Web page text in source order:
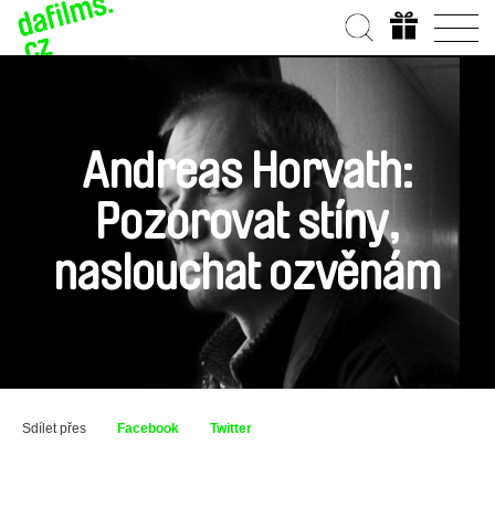
Andreas Horvath:
Pozorovat stíny,
naslouchat ozvěnám
Sdílet přes Facebook Twitter